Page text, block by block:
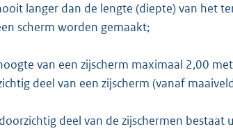
langer dan de lengte (diepte) van het
scherm worden gemaakt;
van een zijscherm maximaal 2,00
deel van een zijscherm (vanaf
deel van de zijschermen